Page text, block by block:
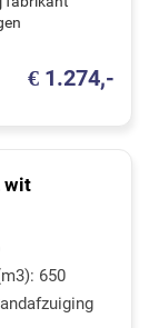
€ 1.274,-
wit
650